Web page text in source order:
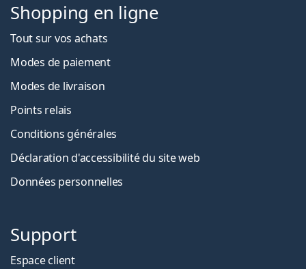
Shopping en ligne
Tout sur vos achats
Modes de paiement
Modes de livraison
Points relais
Conditions générales
Déclaration d'accessibilité du site web
Données personnelles
Support
Espace client